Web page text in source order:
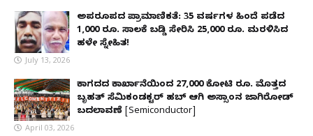
ಅಪರೂಪದ ಪ್ರಾಮಾಣಿಕತೆ: 35 ವರ್ಷಗಳ ಹಿಂದೆ ಪಡೆದ
1,000 ರೂ. ಸಾಲಕ್ಕೆ ಬಡ್ಡಿ ಸೇರಿಸಿ 25,000 ರೂ. ಮರಳಿಸಿದ
ಹಳೇ ಸ್ನೇಹಿತ!
July 13, 2026
ಕಾಗದದ ಕಾರ್ಖಾನೆಯಿಂದ 27,000 ಕೋಟಿ ರೂ. ಮೊತ್ತದ
ಬೃಹತ್ ಸೆಮಿಕಂಡಕ್ಟರ್ ಹಬ್ ಆಗಿ ಅಸ್ಸಾಂನ ಜಾಗಿರೋಡ್
ಬದಲಾವಣೆ [Semiconductor]
April 03, 2026